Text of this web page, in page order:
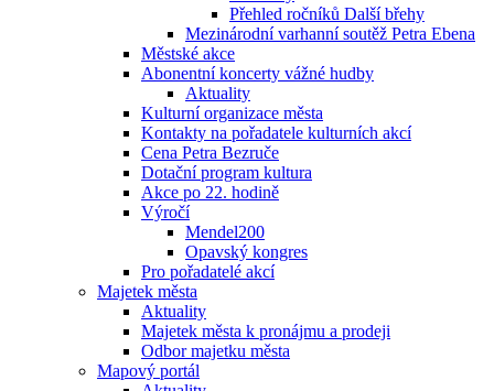
Přehled ročníků Další břehy
Mezinárodní varhanní soutěž Petra Ebena
Městské akce
Abonentní koncerty vážné hudby
Aktuality
Kulturní organizace města
Kontakty na pořadatele kulturních akcí
Cena Petra Bezruče
Dotační program kultura
Akce po 22. hodině
Výročí
Mendel200
Opavský kongres
Pro pořadatelé akcí
Majetek města
Aktuality
Majetek města k pronájmu a prodeji
Odbor majetku města
Mapový portál